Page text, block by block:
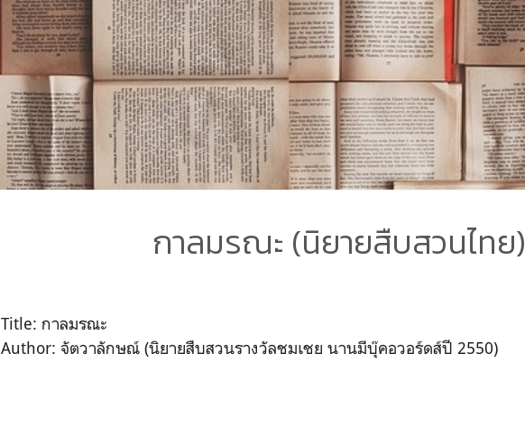
กาลมรณะ (นิยายสืบสวนไทย)
Title: กาลมรณะ
Author: จัตวาลักษณ์ (นิยายสืบสวนรางวัลชมเชย นานมีบุ๊คอวอร์ดส์ปี 2550)